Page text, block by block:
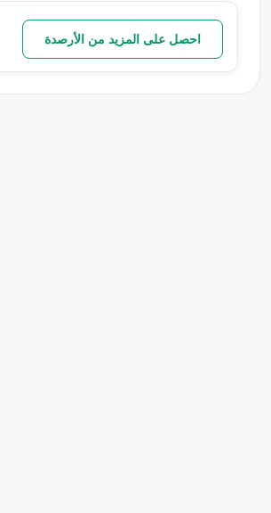
احصل على المزيد من الأرصدة